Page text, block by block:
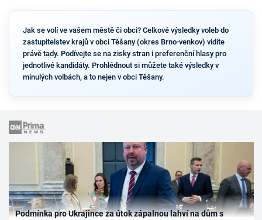
Jak se volí ve vašem městě či obci? Celkové výsledky voleb do
zastupitelstev krajů v obci Těšany (okres Brno-venkov) vidíte
právě tady. Podívejte se na zisky stran i preferenční hlasy pro
jednotlivé kandidáty. Prohlédnout si můžete také výsledky v
minulých volbách, a to nejen v obci Těšany.
Podmínka pro Ukrajince za útok zápalnou lahví na dům s